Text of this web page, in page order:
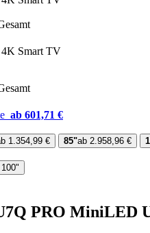
Smart TV
ab 601,71 €
1.354,99 € 85"ab 2.958,96 €
PRO MiniLED